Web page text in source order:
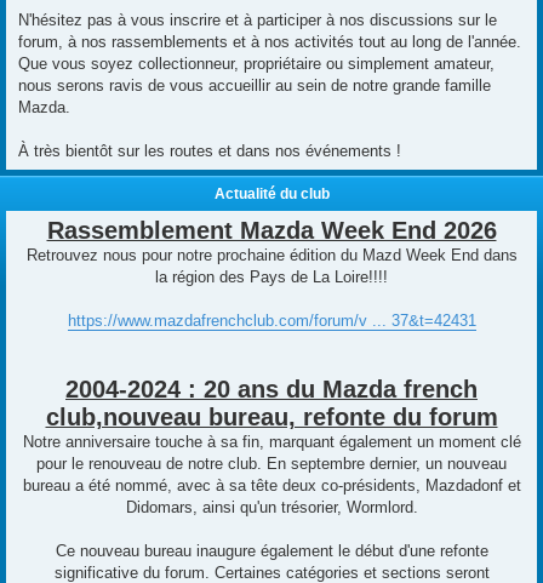
N'hésitez pas à vous inscrire et à participer à nos discussions sur le
forum, à nos rassemblements et à nos activités tout au long de l'année.
Que vous soyez collectionneur, propriétaire ou simplement amateur,
nous serons ravis de vous accueillir au sein de notre grande famille
Mazda.
À très bientôt sur les routes et dans nos événements !
Actualité du club
Rassemblement Mazda Week End 2026
Retrouvez nous pour notre prochaine édition du Mazd Week End dans
la région des Pays de La Loire!!!!
https://www.mazdafrenchclub.com/forum/v ... 37&t=42431
2004-2024 : 20 ans du Mazda french
club,nouveau bureau, refonte du forum
Notre anniversaire touche à sa fin, marquant également un moment clé
pour le renouveau de notre club. En septembre dernier, un nouveau
bureau a été nommé, avec à sa tête deux co-présidents, Mazdadonf et
Didomars, ainsi qu'un trésorier, Wormlord.
Ce nouveau bureau inaugure également le début d'une refonte
significative du forum. Certaines catégories et sections seront